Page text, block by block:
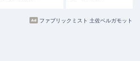
ファブリックミスト 土佐ベルガモット